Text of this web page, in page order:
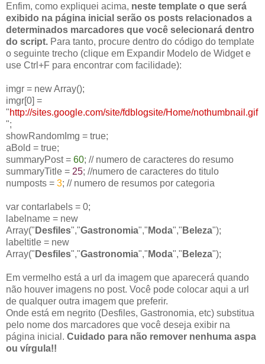
Enfim, como expliquei acima, neste template o que será
exibido na página inicial serão os posts relacionados a
determinados marcadores que você selecionará dentro
do script. Para tanto, procure dentro do código do template
o seguinte trecho (clique em Expandir Modelo de Widget e
use Ctrl+F para encontrar com facilidade):
imgr = new Array();
imgr[0] =
"http://sites.google.com/site/fdblogsite/Home/nothumbnail.gif
";
showRandomImg = true;
aBold = true;
summaryPost = 60; // numero de caracteres do resumo
summaryTitle = 25; //numero de caracteres do titulo
numposts = 3; // numero de resumos por categoria
var contarlabels = 0;
labelname = new
Array(" Desfiles","Gastronomia"," Moda"," Beleza");
labeltitle = new
Array(" Desfiles","Gastronomia"," Moda"," Beleza");
Em vermelho está a url da imagem que aparecerá quando
não houver imagens no post. Você pode colocar aqui a url
de qualquer outra imagem que preferir.
Onde está em negrito (Desfiles, Gastronomia, etc) substitua
pelo nome dos marcadores que você deseja exibir na
página inicial. Cuidado para não remover nenhuma aspa
ou vírgula!!